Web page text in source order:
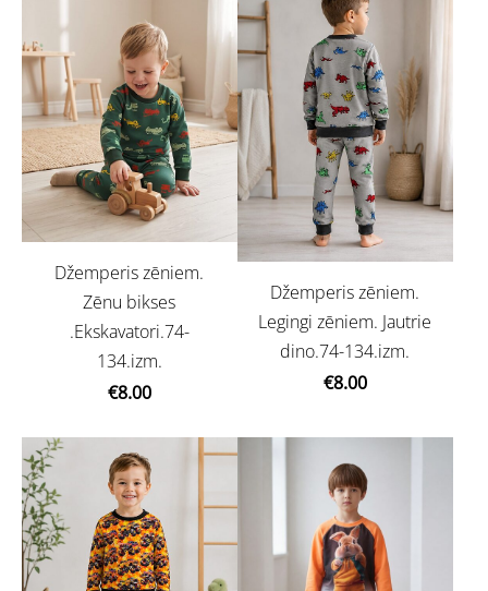
Džemperis zēniem.
Zēnu bikses
.Ekskavatori.74-
134.izm.
€8.00
Džemperis zēniem.
Legingi zēniem. Jautrie
dino.74-134.izm.
€8.00